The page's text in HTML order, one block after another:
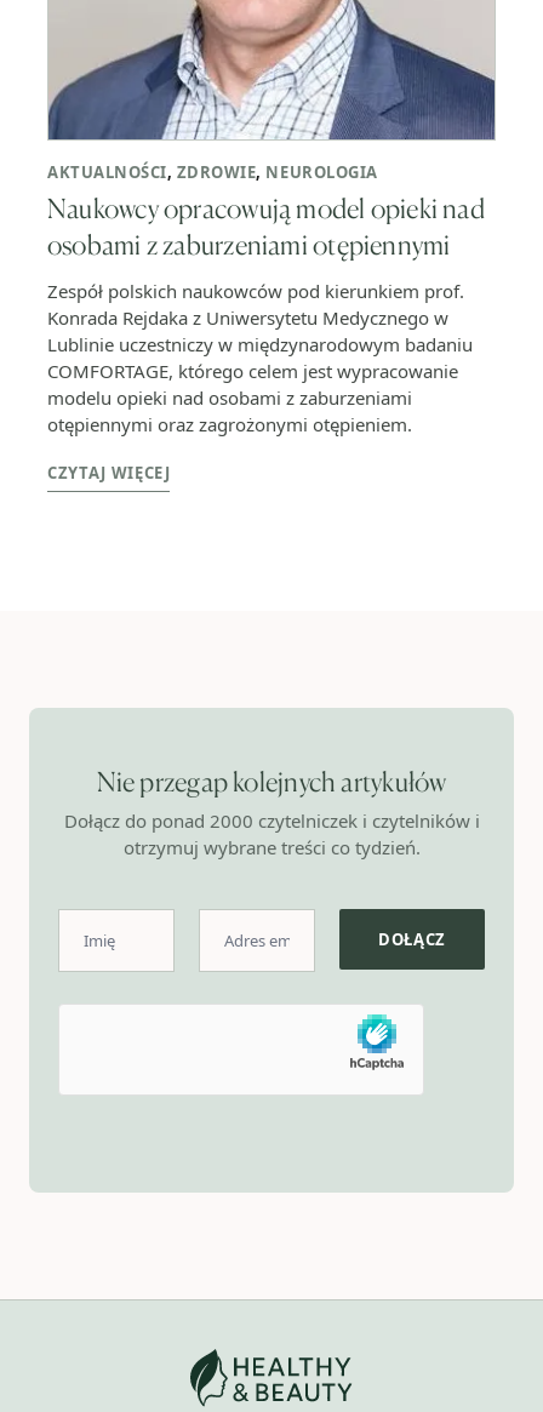
AKTUALNOŚCI, ZDROWIE, NEUROLOGIA
Naukowcy opracowują model opieki nad
osobami z zaburzeniami otępiennymi
Zespół polskich naukowców pod kierunkiem prof.
Konrada Rejdaka z Uniwersytetu Medycznego w
Lublinie uczestniczy w międzynarodowym badaniu
COMFORTAGE, którego celem jest wypracowanie
modelu opieki nad osobami z zaburzeniami
otępiennymi oraz zagrożonymi otępieniem.
CZYTAJ WIĘCEJ
Nie przegap kolejnych artykułów
Dołącz do ponad 2000 czytelniczek i czytelników i
otrzymuj wybrane treści co tydzień.